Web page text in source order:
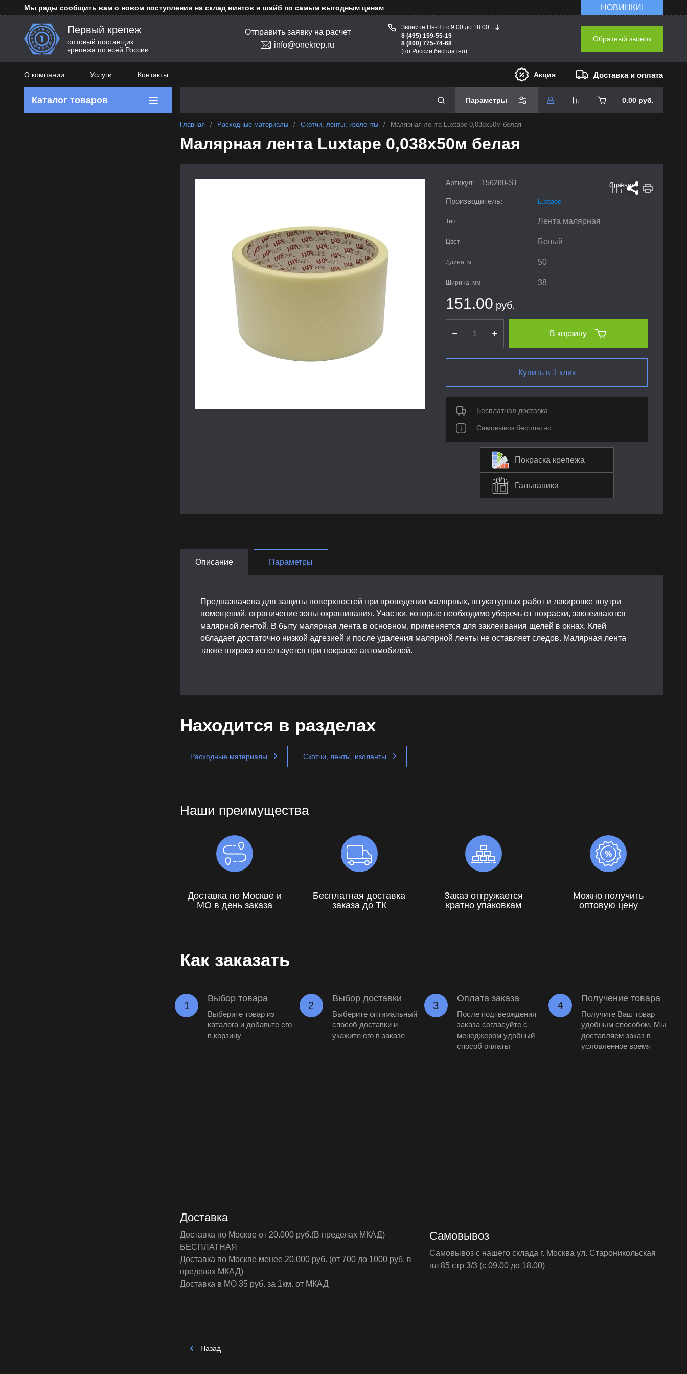
Мы рады сообщить вам о новом поступлении на склад винтов и шайб по самым выгодным ценам НОВИНКИ!
Первый крепеж
оптовый поставщик
крепежа по всей России
Отправить заявку на расчет
info@onekrep.ru
Звоните Пн-Пт с 9:00 до 18:00
8 (495) 159-55-19
8 (800) 775-74-68
(по России бесплатно)
Обратный звонок
О компании Услуги Контакты Акция Доставка и оплата
Каталог товаров Параметры 0.00 руб.
Главная / Расходные материалы / Скотчи, ленты, изоленты / Малярная лента Luxtape 0,038х50м белая
Малярная лента Luxtape 0,038х50м белая
Сравнить
Артикул: 156280-ST
Производитель: Luxtape
Тип Лента малярная
Цвет Белый
Длина, м 50
Ширина, мм 38
151.00 руб.
В корзину
Купить в 1 клик
Бесплатная доставка
Самовывоз бесплатно
Покраска крепежа
Гальваника
Описание Параметры
Предназначена для защиты поверхностей при проведении малярных, штукатурных работ и лакировке внутри
помещений, ограничение зоны окрашивания. Участки, которые необходимо уберечь от покраски, заклеиваются
малярной лентой. В быту малярная лента в основном, применяется для заклеивания щелей в окнах. Клей
обладает достаточно низкой адгезией и после удаления малярной ленты не оставляет следов. Малярная лента
также широко используется при покраске автомобилей.
Находится в разделах
Расходные материалы Скотчи, ленты, изоленты
Наши преимущества
Доставка по Москве и
МО в день заказа
Бесплатная доставка
заказа до ТК
Заказ отгружается
кратно упаковкам
Можно получить
оптовую цену
Как заказать
1
Выбор товара
Выберите товар из
каталога и добавьте его
в корзину
2
Выбор доставки
Выберите оптимальный
способ доставки и
укажите его в заказе
3
Оплата заказа
После подтверждения
заказа согласуйте с
менеджером удобный
способ оплаты
4
Получение товара
Получите Ваш товар
удобным способом. Мы
доставляем заказ в
условленное время
Доставка
Доставка по Москве от 20.000 руб.(В пределах МКАД)
БЕСПЛАТНАЯ
Доставка по Москве менее 20.000 руб. (от 700 до 1000 руб. в
пределах МКАД)
Доставка в МО 35 руб. за 1км. от МКАД
Самовывоз
Самовывоз с нашего склада г. Москва ул. Староникольская
вл 85 стр 3/3 (с 09.00 до 18.00)
Назад